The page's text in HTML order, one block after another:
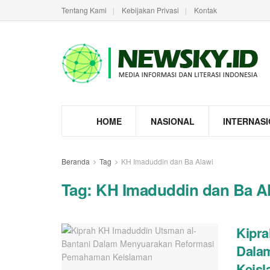
Tentang Kami Kebijakan Privasi Kontak
HOME NASIONAL
Beranda Tag KH Imaduddin dan Ba Alawi
Tag: KH Imaduddin dan Ba